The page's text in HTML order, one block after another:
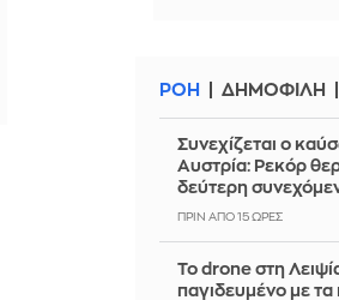
ΡΟΗ ΔΗΜΟΦΙΛΗ
Συνεχίζεται ο
Αυστρία: Ρεκόρ
δεύτερη
ΠΡΙΝ ΑΠΌ 15 ΏΡΕΣ
Το drone στη
παγιδευμένο με τα